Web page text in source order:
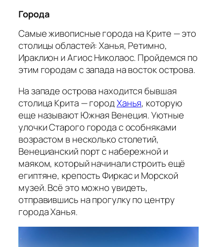
Города
Самые живописные города на Крите — это
столицы областей: Ханья, Ретимно,
Ираклион и Агиос Николаос. Пройдемся по
этим городам с запада на восток острова.
На западе острова находится бывшая
столица Крита — городХанья, которую
еще называют Южная Венеция. Уютные
улочки Старого города с особняками
возрастом в несколько столетий,
Венецианский порт с набережной и
маяком, который начинали строить ещё
египтяне, крепость Фиркас и Морской
музей. Всё это можно увидеть,
отправившись на прогулку по центру
города Ханья.